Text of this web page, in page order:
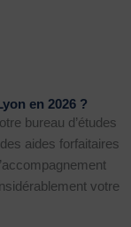
en 2026 ?
bureau d’études
aides forfaitaires
votre